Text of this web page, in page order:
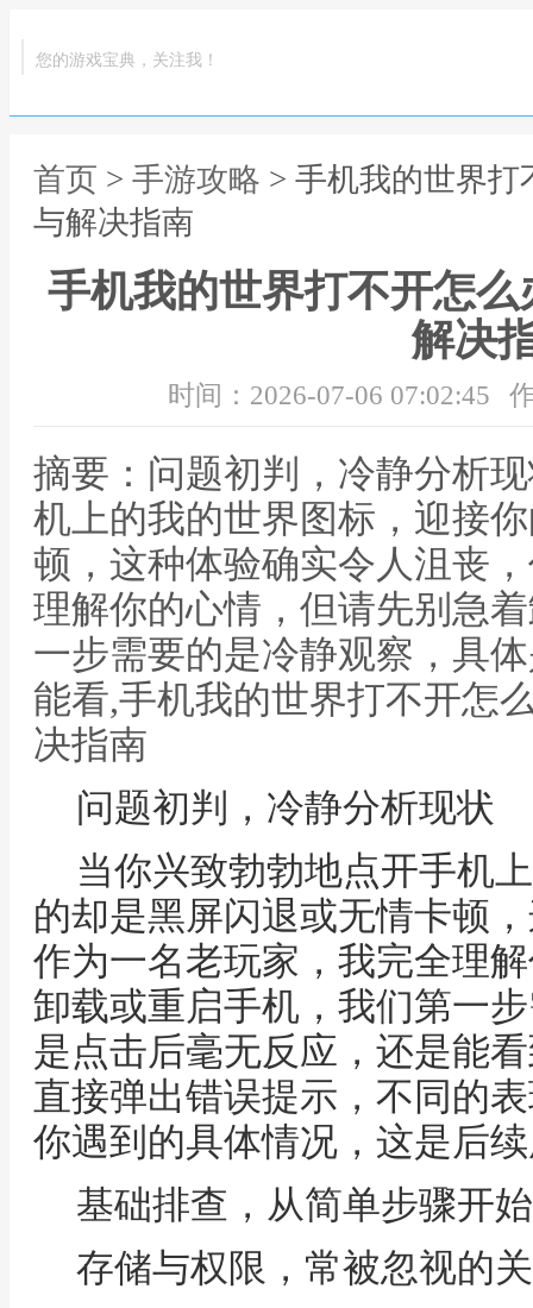
您的游戏宝典，关注我！
首页 > 手游攻略 > 手机我的世界
与解决指南
手机我的世界打不开怎
解决
时间：2026-07-06 07:02:45
摘要：问题初判，冷静分析
机上的我的世界图标，迎接
顿，这种体验确实令人沮丧
理解你的心情，但请先别急
一步需要的是冷静观察，具
能看,手机我的世界打不开怎
决指南
问题初判，冷静分析现状
当你兴致勃勃地点开手机
的却是黑屏闪退或无情卡顿
作为一名老玩家，我完全理
卸载或重启手机，我们第一
是点击后毫无反应，还是能
直接弹出错误提示，不同的
你遇到的具体情况，这是后
基础排查，从简单步骤开始
存储与权限，常被忽视的